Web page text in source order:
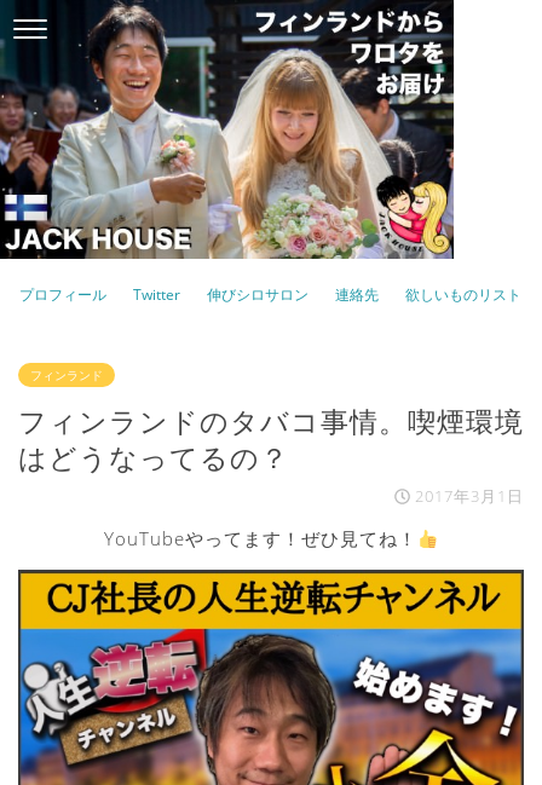
プロフィール Twitter 伸びシロサロン 連絡先 欲しいものリスト
フィンランド
フィンランドのタバコ事情。喫煙環境
はどうなってるの？
2017年3月1日
YouTubeやってます！ぜひ見てね！